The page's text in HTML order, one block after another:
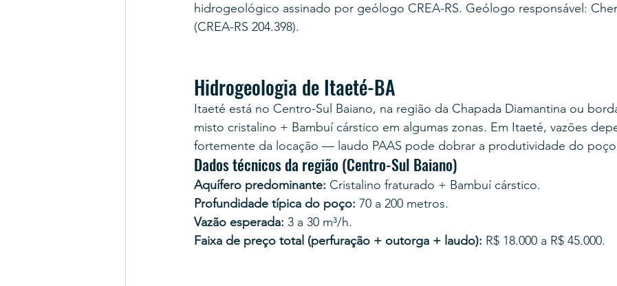
hidrogeológico assinado por geólogo CREA-RS. Geólogo responsável:
(CREA-RS 204.398).
Hidrogeologia de Itaeté-BA
Itaeté está no Centro-Sul Baiano, na região da Chapada Diamantina ou
misto cristalino + Bambuí cárstico em algumas zonas. Em Itaeté, vazões
fortemente da locação — laudo PAAS pode dobrar a produtividade do
Dados técnicos da região (Centro-Sul Baiano)
Aquífero predominante: Cristalino fraturado + Bambuí cárstico.
Profundidade típica do poço: 70 a 200 metros.
Vazão esperada: 3 a 30 m³/h.
Faixa de preço total (perfuração + outorga + laudo): R$ 18.000 a R$ 45.000.